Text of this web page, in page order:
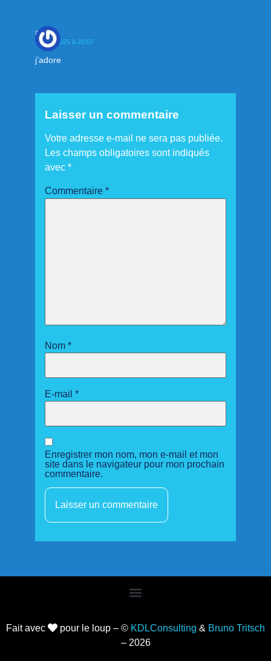
ali
10 juin 2025 à 20:07
j’adore
Laisser un commentaire
Votre adresse e-mail ne sera pas publiée.
Les champs obligatoires sont indiqués
avec *
Commentaire *
Nom *
E-mail *
Enregistrer mon nom, mon e-mail et mon
site dans le navigateur pour mon prochain
commentaire.
Fait avec pour le loup – © KDLConsulting & Bruno Tritsch
– 2026